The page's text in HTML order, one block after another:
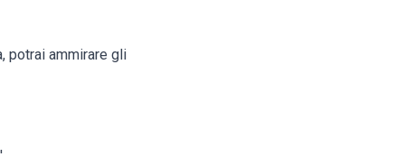
potrai ammirare gli